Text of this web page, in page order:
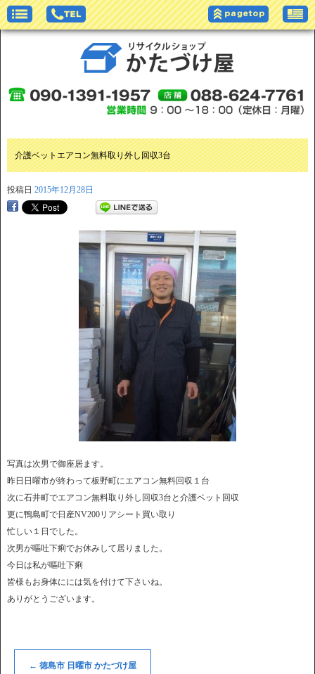
介護ベットエアコン無料取り外し回収3台
投稿日 2015年12月28日
写真は次男で御座居ます。
昨日日曜市が終わって板野町にエアコン無料回収１台
次に石井町でエアコン無料取り外し回収3台と介護ベット回収
更に鴨島町で日産NV200リアシート買い取り
忙しい１日でした。
次男が嘔吐下痢でお休みして居りました。
今日は私が嘔吐下痢
皆様もお身体にには気を付けて下さいね。
ありがとうございます。
← 徳島市 日曜市 かたづけ屋